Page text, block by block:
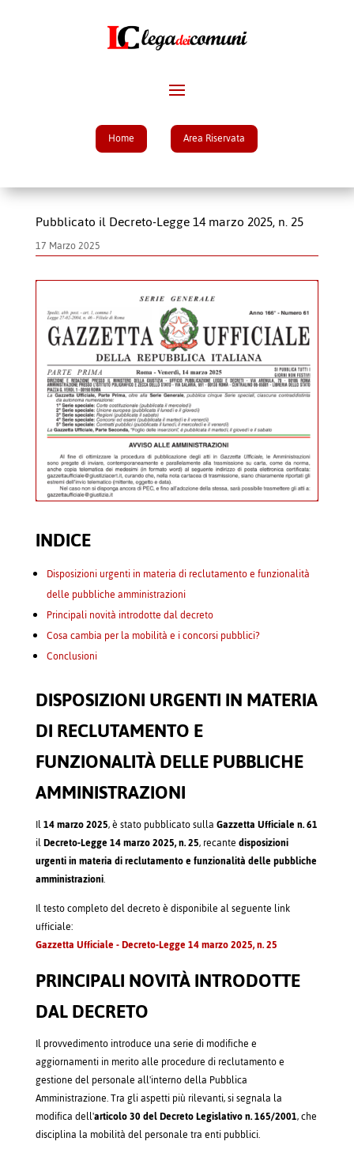
Home Area Riservata
Pubblicato il Decreto-Legge 14 marzo 2025, n. 25
17 Marzo 2025
INDICE
Disposizioni urgenti in materia di reclutamento e funzionalità
delle pubbliche amministrazioni
Principali novità introdotte dal decreto
Cosa cambia per la mobilità e i concorsi pubblici?
Conclusioni
DISPOSIZIONI URGENTI IN MATERIA
DI RECLUTAMENTO E
FUNZIONALITÀ DELLE PUBBLICHE
AMMINISTRAZIONI
Il14 marzo 2025, è stato pubblicato sullaGazzetta Ufficiale n. 61
ilDecreto-Legge 14 marzo 2025, n. 25, recantedisposizioni
urgenti in materia di reclutamento e funzionalità delle pubbliche
amministrazioni.
Il testo completo del decreto è disponibile al seguente link
ufficiale:
Gazzetta Ufficiale - Decreto-Legge 14 marzo 2025, n. 25
PRINCIPALI NOVITÀ INTRODOTTE
DAL DECRETO
Il provvedimento introduce una serie di modifiche e
aggiornamenti in merito alle procedure di reclutamento e
gestione del personale all'interno della Pubblica
Amministrazione. Tra gli aspetti più rilevanti, si segnala la
modifica dell'articolo 30 del Decreto Legislativo n. 165/2001, che
disciplina la mobilità del personale tra enti pubblici.